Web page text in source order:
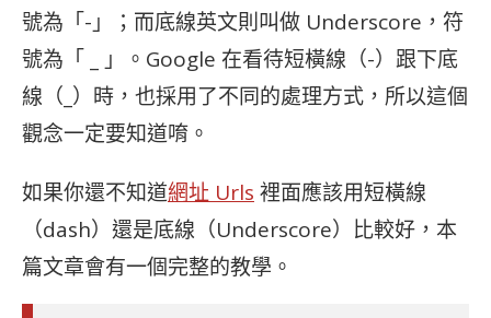
號為「-」；而底線英文則叫做 Underscore，符
號為「 _ 」。Google 在看待短橫線（-）跟下底
線（_）時，也採用了不同的處理方式，所以這個
觀念一定要知道唷。
如果你還不知道網址 Urls 裡面應該用短橫線
（dash）還是底線（Underscore）比較好，本
篇文章會有一個完整的教學。